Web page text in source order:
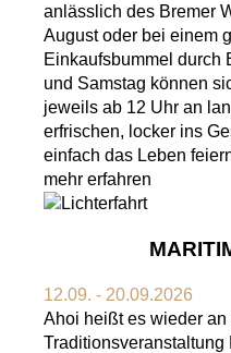
anlässlich des Bremer
August oder bei einem
Einkaufsbummel durch
und Samstag können
jeweils ab 12 Uhr an
erfrischen, locker ins
einfach das Leben
mehr erfahren
12.09. - 20.09.2026
Ahoi heißt es wieder
Traditionsveranstaltung